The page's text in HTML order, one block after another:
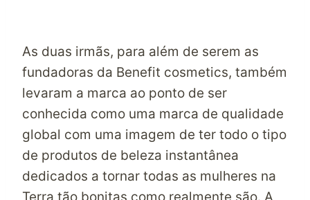
As duas irmãs, para além de serem as
fundadoras da Benefit cosmetics, também
levaram a marca ao ponto de ser
conhecida como uma marca de qualidade
global com uma imagem de ter todo o tipo
de produtos de beleza instantânea
dedicados a tornar todas as mulheres na
Terra tão bonitas como realmente são. A